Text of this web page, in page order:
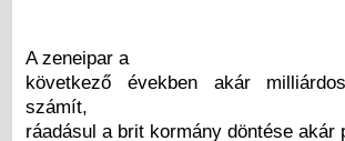
A zeneipar a
következő években akár
számít,
ráadásul a brit kormány döntése